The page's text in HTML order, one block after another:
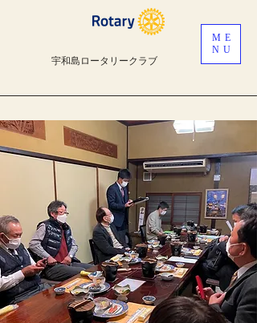
宇和島ロータリークラブ
ME
NU